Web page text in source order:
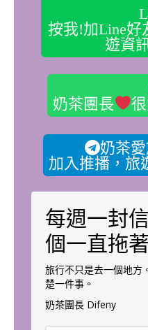
按我!加Line好
遊資
奶茶團長
奶茶
加入推播，旅
每週一封
個一直拖
旅行不只是去一個地方
楚一件事。
奶茶團長 Difeny